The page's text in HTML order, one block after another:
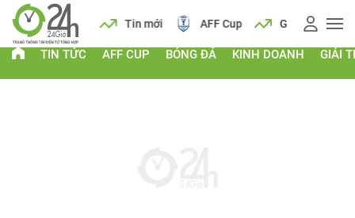
Lịch Tin mới AFF Cup Giá vàng
TIN TỨC AFF CUP BÓNG ĐÁ KINH DOANH GIẢI